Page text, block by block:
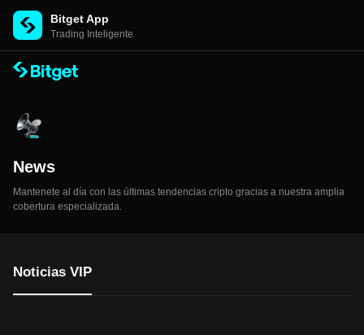
Bitget App
Trading Inteligente
News
Mantenete al día con las últimas tendencias cripto gracias a nuestra amplia
cobertura especializada.
Noticias VIP